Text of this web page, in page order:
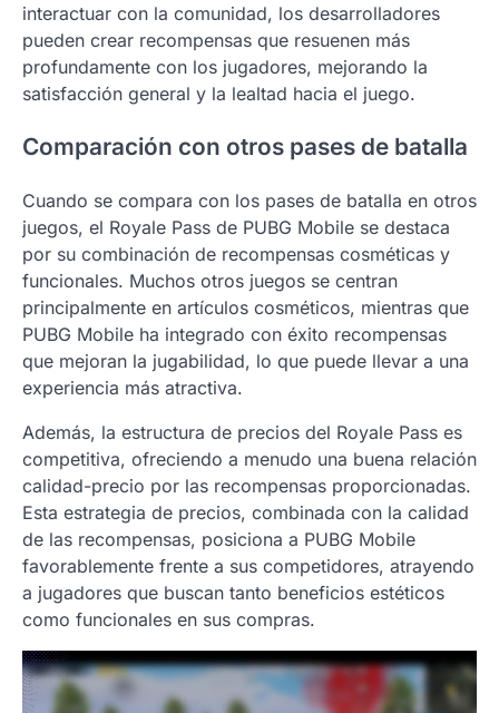
interactuar con la comunidad, los desarrolladores
pueden crear recompensas que resuenen más
profundamente con los jugadores, mejorando la
satisfacción general y la lealtad hacia el juego.
Comparación con otros pases de batalla
Cuando se compara con los pases de batalla en otros
juegos, el Royale Pass de PUBG Mobile se destaca
por su combinación de recompensas cosméticas y
funcionales. Muchos otros juegos se centran
principalmente en artículos cosméticos, mientras que
PUBG Mobile ha integrado con éxito recompensas
que mejoran la jugabilidad, lo que puede llevar a una
experiencia más atractiva.
Además, la estructura de precios del Royale Pass es
competitiva, ofreciendo a menudo una buena relación
calidad-precio por las recompensas proporcionadas.
Esta estrategia de precios, combinada con la calidad
de las recompensas, posiciona a PUBG Mobile
favorablemente frente a sus competidores, atrayendo
a jugadores que buscan tanto beneficios estéticos
como funcionales en sus compras.